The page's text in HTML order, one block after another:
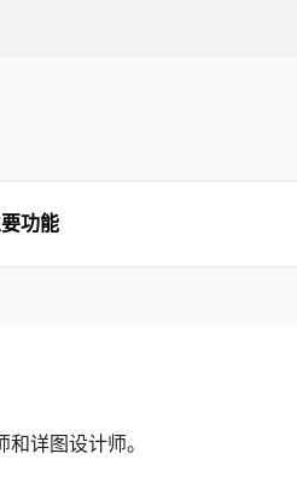
功能
详图设计师。